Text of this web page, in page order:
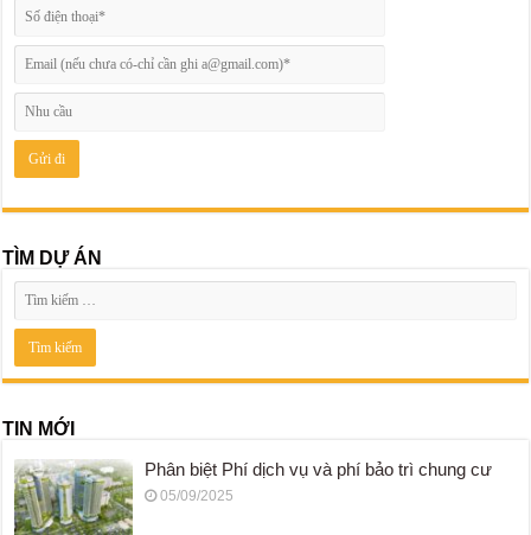
TÌM DỰ ÁN
TIN MỚI
Phân biệt Phí dịch vụ và phí bảo trì chung cư
05/09/2025